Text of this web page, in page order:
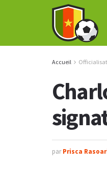
Accueil
par Prisca